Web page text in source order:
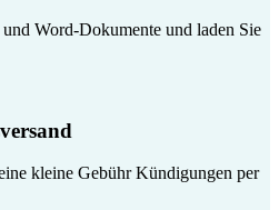
Word-Dokumente und laden Sie
kleine Gebühr Kündigungen per